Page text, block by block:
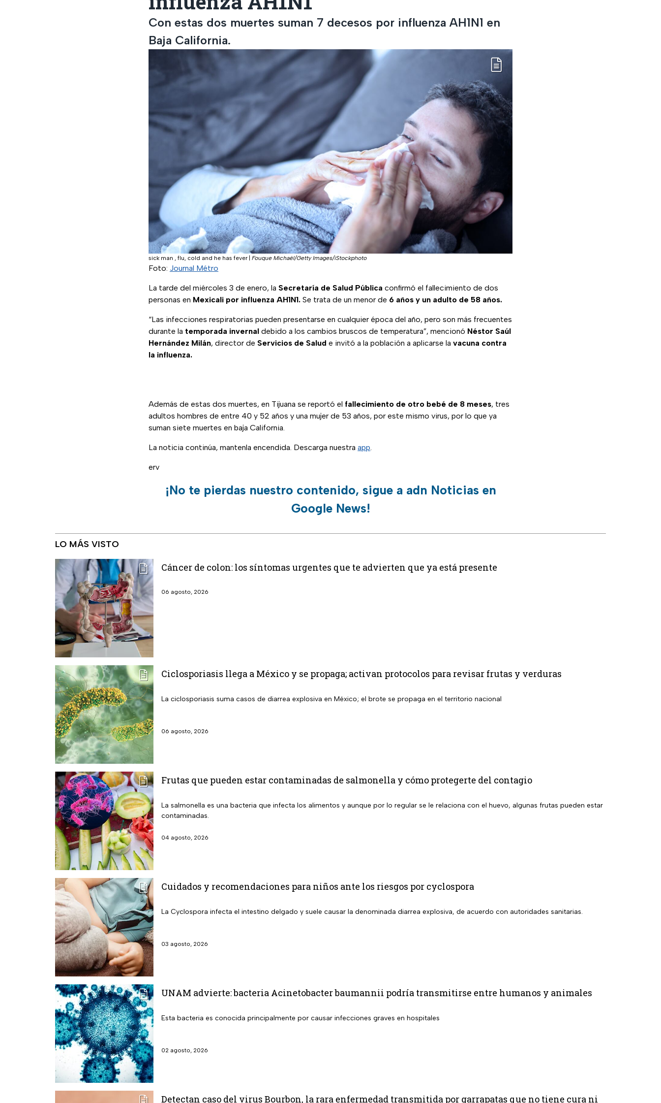
Con estas dos muertes suman 7 decesos por influenza AH1N1 en
Baja California.
sick man , flu, cold and he has fever| Fouque Michaël/Getty Images/iStockphoto
Foto: Journal Métro
La tarde del miércoles 3 de enero, la Secretaría de Salud Pública confirmó el fallecimiento de dos
personas en Mexicali por influenza AH1N1. Se trata de un menor de 6 años y un adulto de 58 años.
“Las infecciones respiratorias pueden presentarse en cualquier época del año, pero son más frecuentes
durante la temporada invernal debido a los cambios bruscos de temperatura”, mencionó Néstor Saúl
Hernández Milán, director de Servicios de Salud e invitó a la población a aplicarse la vacuna contra
la influenza.
Además de estas dos muertes, en Tijuana se reportó el fallecimiento de otro bebé de 8 meses, tres
adultos hombres de entre 40 y 52 años y una mujer de 53 años, por este mismo virus, por lo que ya
suman siete muertes en baja California.
La noticia continúa, mantenla encendida. Descarga nuestra app.
erv
¡No te pierdas nuestro contenido, sigue a adn Noticias en
Google News!
LO MÁS VISTO
Cáncer de colon: los síntomas urgentes que te advierten que ya está presente
06 agosto, 2026
Ciclosporiasis llega a México y se propaga; activan protocolos para revisar frutas y verduras
La ciclosporiasis suma casos de diarrea explosiva en México; el brote se propaga en el territorio nacional
06 agosto, 2026
Frutas que pueden estar contaminadas de salmonella y cómo protegerte del contagio
La salmonella es una bacteria que infecta los alimentos y aunque por lo regular se le relaciona con el huevo, algunas frutas pueden estar
contaminadas.
04 agosto, 2026
Cuidados y recomendaciones para niños ante los riesgos por cyclospora
La Cyclospora infecta el intestino delgado y suele causar la denominada diarrea explosiva, de acuerdo con autoridades sanitarias.
03 agosto, 2026
UNAM advierte: bacteria Acinetobacter baumannii podría transmitirse entre humanos y animales
Esta bacteria es conocida principalmente por causar infecciones graves en hospitales
02 agosto, 2026
Detectan caso del virus Bourbon, la rara enfermedad transmitida por garrapatas que no tiene cura ni